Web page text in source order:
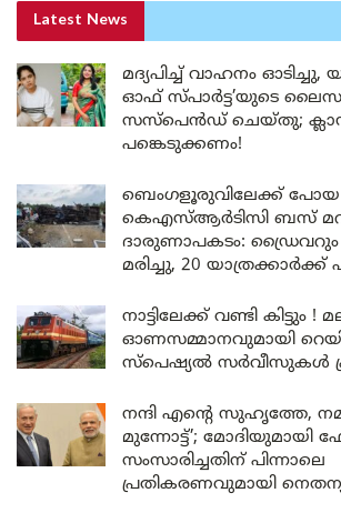
Latest News
മദ്യപിച്ച് വാഹനം
ഓഫ് സ്പാർട്ട’യുടെ
സസ്പെൻഡ് ചെയ്തു;
പങ്കെടുക്കണം!
ബെംഗളൂരുവിലേക്ക് പോയ
കെഎസ്ആർടിസി ബസ്
ദാരുണാപകടം: ഡ്രൈവറും
മരിച്ചു, 20
നാട്ടിലേക്ക് വണ്ടി കിട്ടും
ഓണസമ്മാനവുമായി
സ്പെഷ്യൽ സർവീസുകൾ
നന്ദി എൻ്റെ സുഹൃത്തേ,
മുന്നോട്ട്’; മോദിയുമായി
സംസാരിച്ചതിന് പിന്നാലെ
പ്രതികരണവുമായി